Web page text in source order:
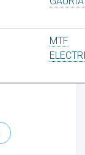
MTF